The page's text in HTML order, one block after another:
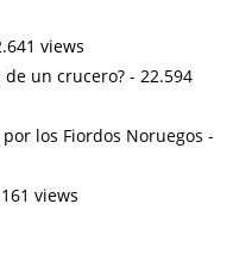
views
de un crucero? - 22.594
los Fiordos Noruegos -
views